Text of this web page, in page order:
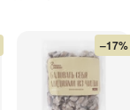
–17%